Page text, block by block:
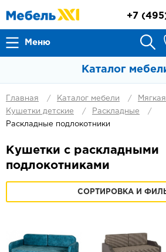
Меню
+7
Каталог
Главная Каталог мебели
Кушетки детские
Раскладные
Раскладные подлокотники
Кушетки с раскладными
подлокотниками
СОРТИРОВКА И